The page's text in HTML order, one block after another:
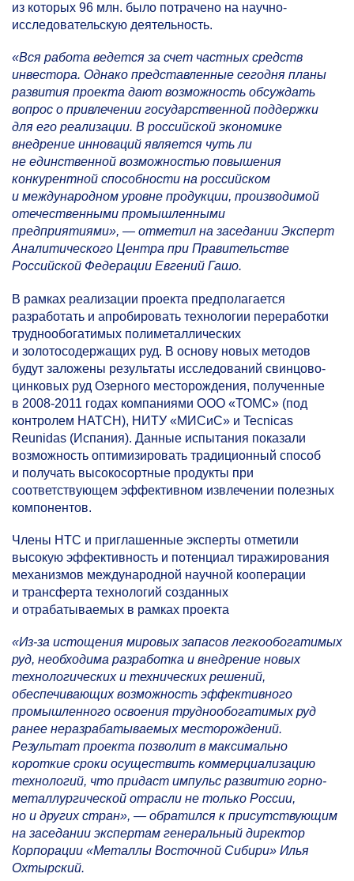
из которых 96 млн. было потрачено на научно-
исследовательскую деятельность.
«Вся работа ведется за счет частных средств
инвестора. Однако представленные сегодня планы
развития проекта дают возможность обсуждать
вопрос о привлечении государственной поддержки
для его реализации. В российской экономике
внедрение инноваций является чуть ли
не единственной возможностью повышения
конкурентной способности на российском
и международном уровне продукции, производимой
отечественными промышленными
предприятиями», — отметил на заседании Эксперт
Аналитического Центра при Правительстве
Российской Федерации Евгений Гашо.
В рамках реализации проекта предполагается
разработать и апробировать технологии переработки
труднообогатимых полиметаллических
и золотосодержащих руд. В основу новых методов
будут заложены результаты исследований свинцово-
цинковых руд Озерного месторождения, полученные
в 2008-2011 годах компаниями ООО «ТОМС» (под
контролем HATCH), НИТУ «МИСиС» и Tecnicas
Reunidas (Испания). Данные испытания показали
возможность оптимизировать традиционный способ
и получать высокосортные продукты при
соответствующем эффективном извлечении полезных
компонентов.
Члены НТС и приглашенные эксперты отметили
высокую эффективность и потенциал тиражирования
механизмов международной научной кооперации
и трансферта технологий созданных
и отрабатываемых в рамках проекта
«Из-за истощения мировых запасов легкообогатимых
руд, необходима разработка и внедрение новых
технологических и технических решений,
обеспечивающих возможность эффективного
промышленного освоения труднообогатимых руд
ранее неразрабатываемых месторождений.
Результат проекта позволит в максимально
короткие сроки осуществить коммерциализацию
технологий, что придаст импульс развитию горно-
металлургической отрасли не только России,
но и других стран», — обратился к присутствующим
на заседании экспертам генеральный директор
Корпорации «Металлы Восточной Сибири» Илья
Охтырский.